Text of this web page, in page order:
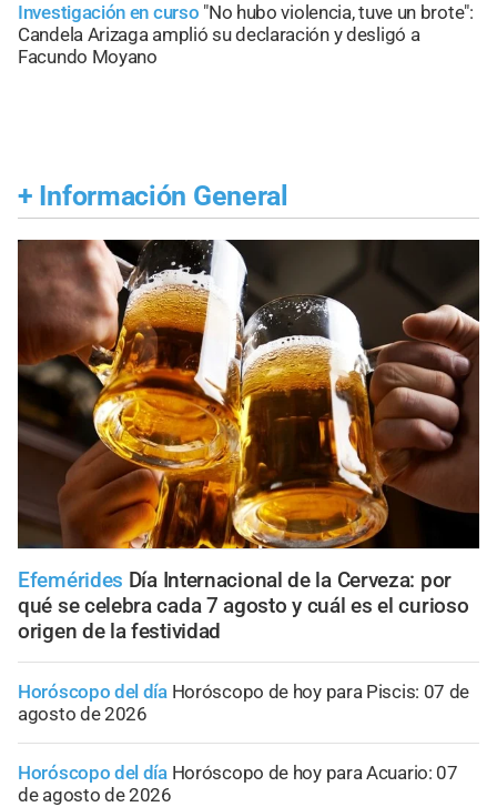
Investigación en curso "No hubo violencia, tuve un brote":
Candela Arizaga amplió su declaración y desligó a
Facundo Moyano
+ Información General
Efemérides Día Internacional de la Cerveza: por
qué se celebra cada 7 agosto y cuál es el curioso
origen de la festividad
Horóscopo del día Horóscopo de hoy para Piscis: 07 de
agosto de 2026
Horóscopo del día Horóscopo de hoy para Acuario: 07
de agosto de 2026